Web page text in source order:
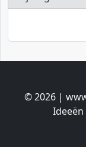
© 2026 |